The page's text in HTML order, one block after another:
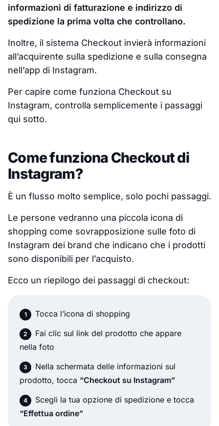
informazioni di fatturazione e indirizzo di
spedizione la prima volta che controllano.
Inoltre, il sistema Checkout invierà informazioni
all’acquirente sulla spedizione e sulla consegna
nell’app di Instagram.
Per capire come funziona Checkout su
Instagram, controlla semplicemente i passaggi
qui sotto.
Come funziona Checkout di
Instagram?
È un flusso molto semplice, solo pochi passaggi.
Le persone vedranno una piccola icona di
shopping come sovrapposizione sulle foto di
Instagram dei brand che indicano che i prodotti
sono disponibili per l’acquisto.
Ecco un riepilogo dei passaggi di checkout:
Tocca l’icona di shopping
Fai clic sul link del prodotto che appare
nella foto
Nella schermata delle informazioni sul
prodotto, tocca “Checkout su Instagram”
Scegli la tua opzione di spedizione e tocca
“Effettua ordine”